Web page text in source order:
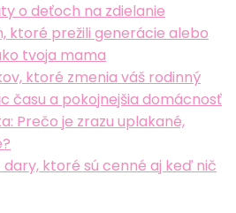
o deťoch na zdielanie
ktoré prežili generácie alebo
tvoja mama
ktoré zmenia váš rodinný
času a pokojnejšia domácnosť
Prečo je zrazu uplakané,
ktoré sú cenné aj keď nič